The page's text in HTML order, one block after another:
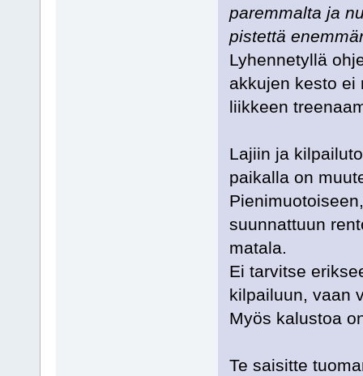
paremmalta ja
pistettä
Lyhennetyllä
akkujen kesto ei
liikkeen
Lajiin ja
paikalla on
suunnattuun
matala.
Ei tarvitse
kilpailuun, vaan
Myös kalustoa
Te saisitte